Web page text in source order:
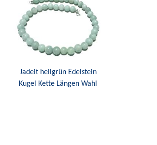
Jadeit hellgrün Edelstein
Kugel Kette Längen Wahl